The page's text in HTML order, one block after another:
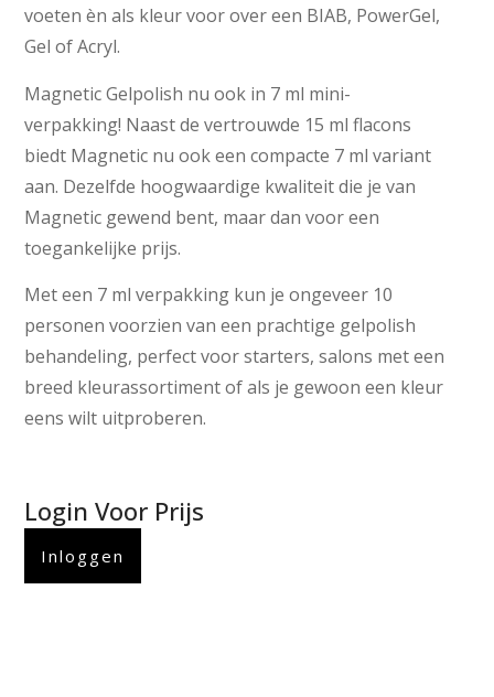
voeten èn als kleur voor over een BIAB, PowerGel,
Gel of Acryl.
Magnetic Gelpolish nu ook in 7 ml mini-
verpakking! Naast de vertrouwde 15 ml flacons
biedt Magnetic nu ook een compacte 7 ml variant
aan. Dezelfde hoogwaardige kwaliteit die je van
Magnetic gewend bent, maar dan voor een
toegankelijke prijs.
Met een 7 ml verpakking kun je ongeveer 10
personen voorzien van een prachtige gelpolish
behandeling, perfect voor starters, salons met een
breed kleurassortiment of als je gewoon een kleur
eens wilt uitproberen.
Login Voor Prijs
Inloggen